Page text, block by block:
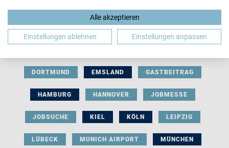
BERUFLICHE ORIENTIERUNG BEWERBUNG
DORTMUND EMSLAND GASTBEITRAG
HAMBURG HANNOVER JOBMESSE
JOBSUCHE KIEL KÖLN LEIPZIG
LÜBECK MUNICH AIRPORT MÜNCHEN
Alle akzeptieren
Einstellungen ablehnen Einstellungen anpassen